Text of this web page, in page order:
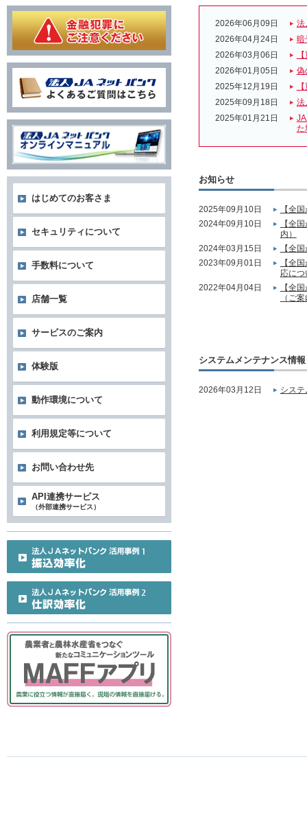
2026年06月09日
法
2026年04月24日
暗
2026年03月06日
2026年01月05日
偽
2025年12月19日
2025年09月18日
法
2025年01月21日
た
お知らせ
2025年09月10日
【全
2024年09月10日
【全
内）
2024年03月15日
【全
2023年09月01日
【全
応に
2022年04月04日
【全
（ご
システムメンテナンス情報
2026年03月12日 シス
はじめてのお客さま
セキュリティについて
手数料について
店舗一覧
サービスのご案内
体験版
動作環境について
利用規定等について
お問い合わせ先
API連携サービス
（外部連携サービス）